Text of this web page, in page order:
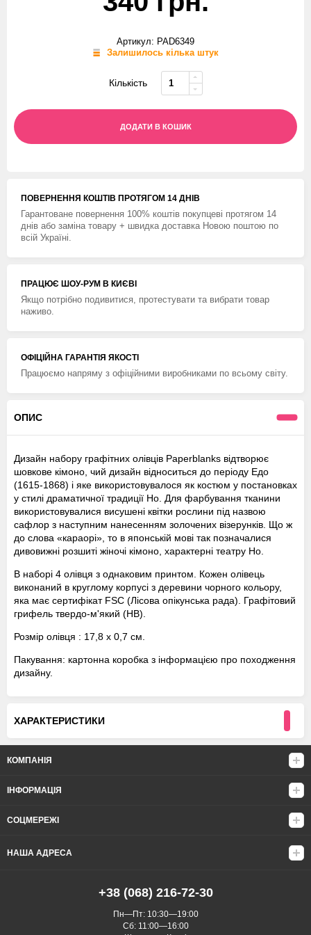
Артикул: PAD6349
Залишилось кілька штук
Кількість
ДОДАТИ В КОШИК
ПОВЕРНЕННЯ КОШТIВ ПРОТЯГОМ 14 ДНIВ
Гарантоване повернення 100% коштів покупцеві протягом 14
днів або заміна товару + швидка доставка Новою поштою по
всій Україні.
ПРАЦЮЄ ШОУ-РУМ В КИЄВІ
Якщо потрібно подивитися, протестувати та вибрати товар
наживо.
ОФІЦІЙНА ГАРАНТІЯ ЯКОСТІ
Працюємо напряму з офіційними виробниками по всьому світу.
ОПИС
Дизайн набору графітних олівців Paperblanks відтворює
шовкове кімоно, чий дизайн відноситься до періоду Едо
(1615-1868) і яке використовувалося як костюм у постановках
у стилі драматичної традиції Но. Для фарбування тканини
використовувалися висушені квітки рослини під назвою
сафлор з наступним нанесенням золочених візерунків. Що ж
до слова «караорі», то в японській мові так позначалися
дивовижні розшиті жіночі кімоно, характерні театру Но.
В наборі 4 олівця з однаковим принтом. Кожен олівець
виконаний в круглому корпусі з деревини чорного кольору,
яка має сертифікат FSC (Лісова опікунська рада). Графітовий
грифель твердо-м'який (HB).
Розмір олівця : 17,8 х 0,7 см.
Пакування: картонна коробка з інформацією про походження
дизайну.
ХАРАКТЕРИСТИКИ
КОМПАНІЯ
ІНФОРМАЦІЯ
СОЦМЕРЕЖІ
НАША АДРЕСА
+38 (068) 216-72-30
Пн—Пт: 10:30—19:00
Сб: 11:00—16:00